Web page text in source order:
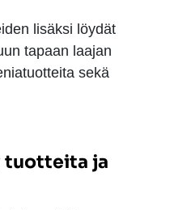
lisäksi löydät
tapaan laajan
sekä
tuotteita ja